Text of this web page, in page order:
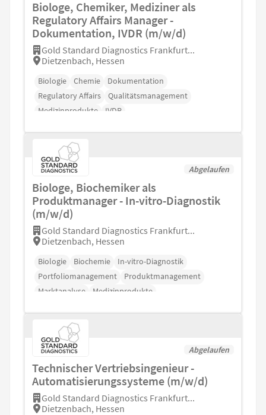
Biologe, Chemiker, Mediziner als
Regulatory Affairs Manager -
Dokumentation, IVDR (m/w/d)
Gold Standard Diagnostics Frankfurt...
Dietzenbach, Hessen
Biologie Chemie
Dokumentation
Regulatory Affairs
Qualitätsmanagement
Medizinprodukte
IVDR
Abgelaufen
Biologe, Biochemiker als
Produktmanager - In-vitro-Diagnostik
(m/w/d)
Gold Standard Diagnostics Frankfurt...
Dietzenbach, Hessen
Biologie Biochemie
In-vitro-Diagnostik
Portfoliomanagement
Produktmanagement
Marktanalyse
Medizinprodukte
Abgelaufen
Technischer Vertriebsingenieur -
Automatisierungssysteme (m/w/d)
Gold Standard Diagnostics Frankfurt...
Dietzenbach, Hessen